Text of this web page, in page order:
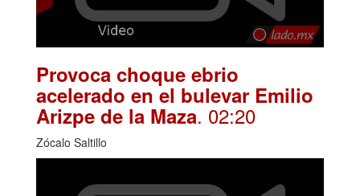
Provoca choque ebrio
acelerado en el bulevar Emilio
Arizpe de la Maza. 02:20
Zócalo Saltillo